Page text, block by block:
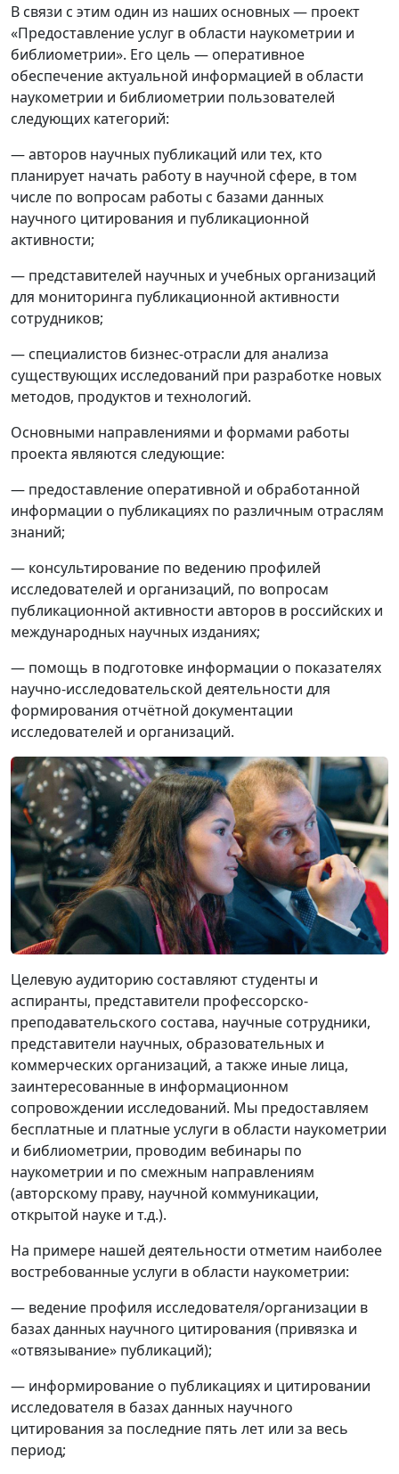
В связи с этим один из наших основных — проект
«Предоставление услуг в области наукометрии и
библиометрии». Его цель — оперативное
обеспечение актуальной информацией в области
наукометрии и библиометрии пользователей
следующих категорий:
— авторов научных публикаций или тех, кто
планирует начать работу в научной сфере, в том
числе по вопросам работы с базами данных
научного цитирования и публикационной
активности;
— представителей научных и учебных организаций
для мониторинга публикационной активности
сотрудников;
— специалистов бизнес-отрасли для анализа
существующих исследований при разработке новых
методов, продуктов и технологий.
Основными направлениями и формами работы
проекта являются следующие:
— предоставление оперативной и обработанной
информации о публикациях по различным отраслям
знаний;
— консультирование по ведению профилей
исследователей и организаций, по вопросам
публикационной активности авторов в российских и
международных научных изданиях;
— помощь в подготовке информации о показателях
научно-исследовательской деятельности для
формирования отчётной документации
исследователей и организаций.
Целевую аудиторию составляют студенты и
аспиранты, представители профессорско-
преподавательского состава, научные сотрудники,
представители научных, образовательных и
коммерческих организаций, а также иные лица,
заинтересованные в информационном
сопровождении исследований. Мы предоставляем
бесплатные и платные услуги в области наукометрии
и библиометрии, проводим вебинары по
наукометрии и по смежным направлениям
(авторскому праву, научной коммуникации,
открытой науке и т.д.).
На примере нашей деятельности отметим наиболее
востребованные услуги в области наукометрии:
— ведение профиля исследователя/организации в
базах данных научного цитирования (привязка и
«отвязывание» публикаций);
— информирование о публикациях и цитировании
исследователя в базах данных научного
цитирования за последние пять лет или за весь
период;